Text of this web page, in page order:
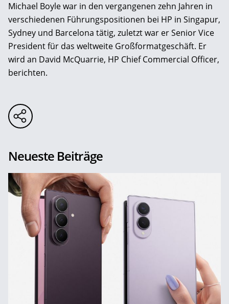
Michael Boyle war in den vergangenen zehn Jahren in
verschiedenen Führungspositionen bei HP in Singapur,
Sydney und Barcelona tätig, zuletzt war er Senior Vice
President für das weltweite Großformatgeschäft. Er
wird an David McQuarrie, HP Chief Commercial Officer,
berichten.
Neueste Beiträge